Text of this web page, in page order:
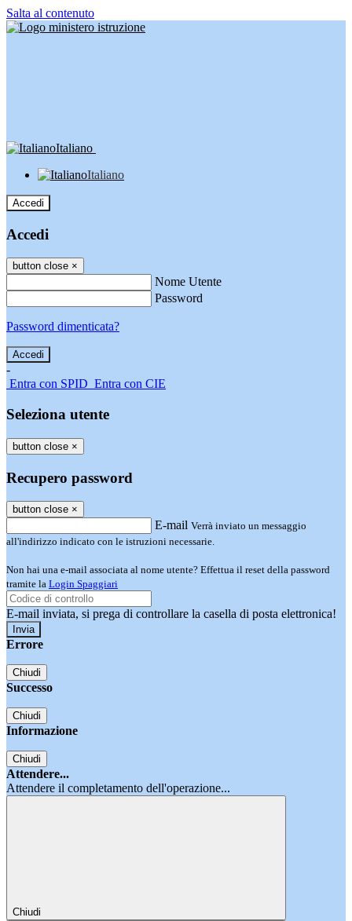
Salta al contenuto
Italiano
Italiano
Accedi
Accedi
button close ×
Nome Utente
Password
Password dimenticata?
-
Entra con SPID Entra con CIE
Seleziona utente
button close ×
Recupero password
button close ×
E-mail Verrà inviato un messaggio
all'indirizzo indicato con le istruzioni necessarie.
Non hai una e-mail associata al nome utente? Effettua il reset della password
tramite la Login Spaggiari
E-mail inviata, si prega di controllare la casella di posta elettronica!
Errore
Chiudi
Successo
Chiudi
Informazione
Chiudi
Attendere...
Attendere il completamento dell'operazione...
Chiudi